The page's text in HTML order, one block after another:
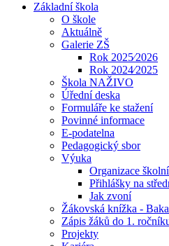
Základní škola
O škole
Aktuálně
Galerie ZŠ
Rok 2025⁄2026
Rok 2024⁄2025
Škola NAŽIVO
Úřední deska
Formuláře ke stažení
Povinné informace
E-podatelna
Pedagogický sbor
Výuka
Organizace
Přihlášky na
Jak zvoní
Žákovská knížka -
Zápis žáků do 1.
Projekty